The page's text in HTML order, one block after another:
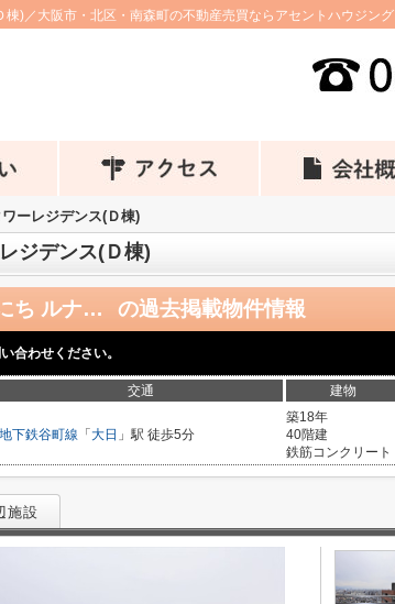
)／大阪市・北区・南森町の不動産売買ならアセントハウジング
ーレジデンス(Ｄ棟)
ジデンス(Ｄ棟)
サンマークスだいにち ルナタワーレジデンス(Ｄ棟) の過去掲載物件情報
合わせください。
交通 建物
地下鉄谷町線 「 大日 」駅 徒歩5分
築18年
40階建
鉄筋コンクリート
施設